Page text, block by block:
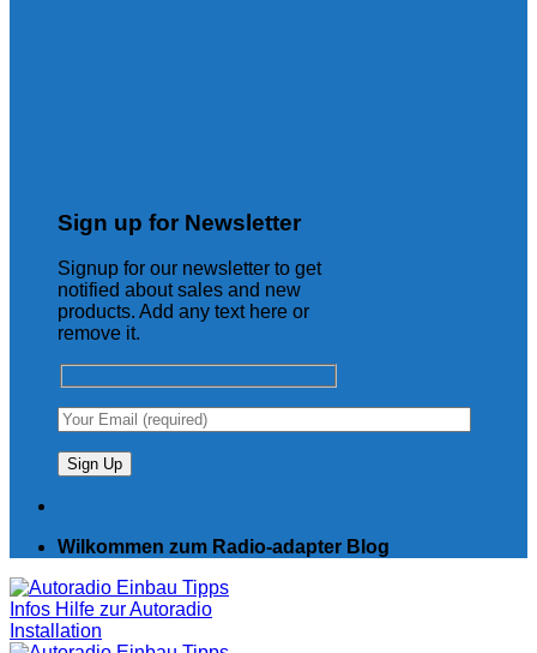
Sign up for Newsletter
Signup for our newsletter to get
notified about sales and new
products. Add any text here or
remove it.
Wilkommen zum Radio-adapter Blog